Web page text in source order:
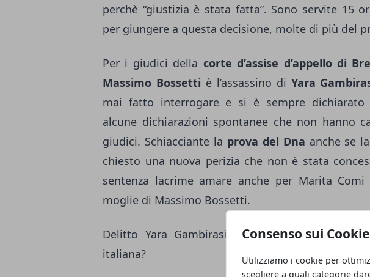
Consenso sui Cookie
Utilizziamo i cookie per
scegliere a quali categorie
perchè “giustizia è stata fatta”. Sono servite 15
per giungere a questa decisione, molte di più del
Per i giudici della corte d’assise d’appello di
Massimo Bossetti è l’assassino di Yara
mai fatto interrogare e si è sempre dichiarato
alcune dichiarazioni spontanee che non hanno
giudici. Schiacciante la prova del Dna anche se
chiesto una nuova perizia che non è stata
sentenza lacrime amare anche per Marita
moglie di Massimo Bossetti.
Delitto Yara Gambirasio: è il più grande
italiana?